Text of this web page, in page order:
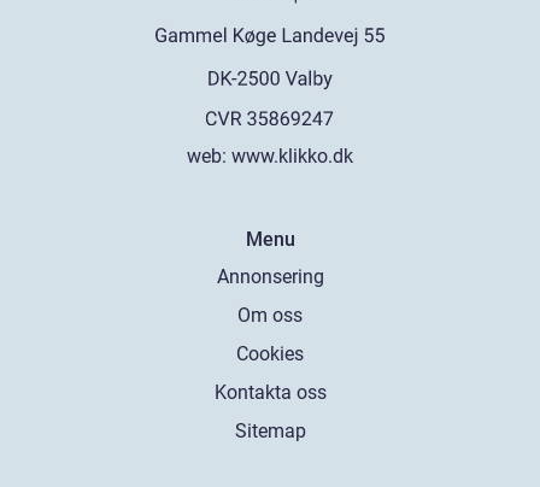
web: www.klikko.dk
Menu
Annonsering
Om oss
Cookies
Kontakta oss
Sitemap